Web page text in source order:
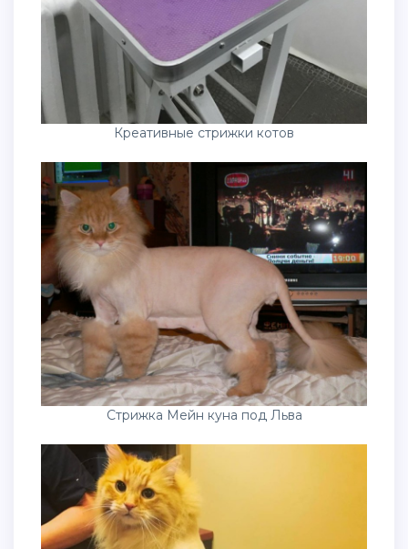
Креативные стрижки котов
Стрижка Мейн куна под Льва